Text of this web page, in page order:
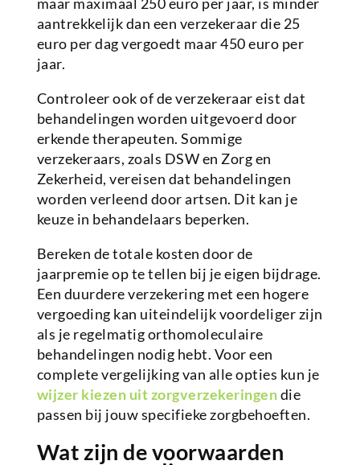
aantrekkelijk dan een verzekeraar die 25
euro per dag vergoedt maar 450 euro per
jaar.
Controleer ook of de verzekeraar eist dat
behandelingen worden uitgevoerd door
erkende therapeuten. Sommige
verzekeraars, zoals DSW en Zorg en
Zekerheid, vereisen dat behandelingen
worden verleend door artsen. Dit kan je
keuze in behandelaars beperken.
Bereken de totale kosten door de
jaarpremie op te tellen bij je eigen bijdrage.
Een duurdere verzekering met een hogere
vergoeding kan uiteindelijk voordeliger zijn
als je regelmatig orthomoleculaire
behandelingen nodig hebt. Voor een
complete vergelijking van alle opties kun je
wijzer kiezen uit zorgverzekeringendie
passen bij jouw specifieke zorgbehoeften.
Wat zijn de voorwaarden